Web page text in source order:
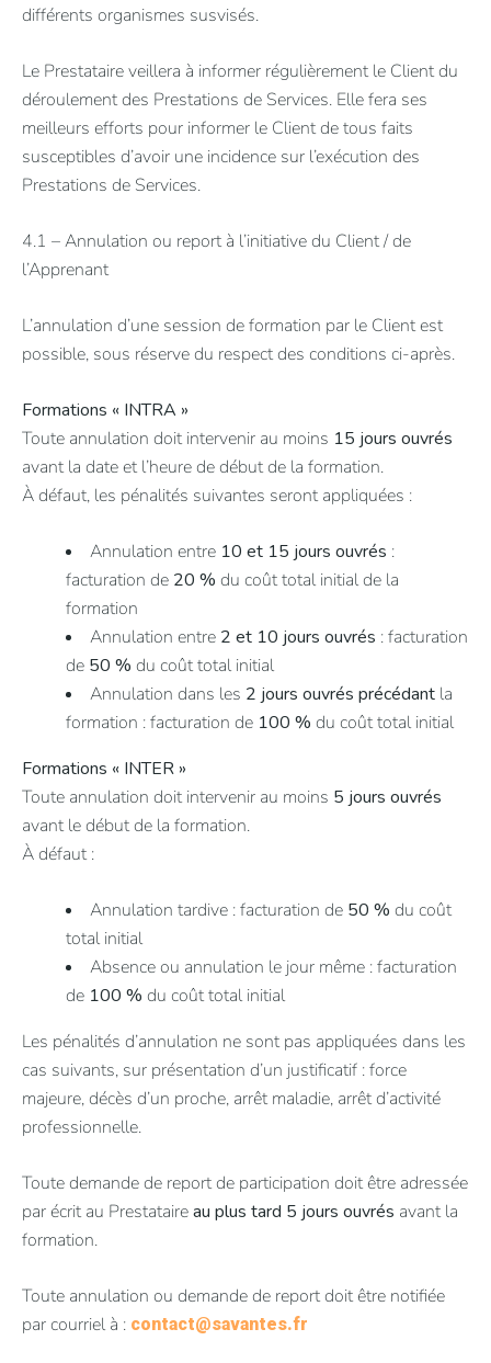
différents organismes susvisés.
Le Prestataire veillera à informer régulièrement le Client du
déroulement des Prestations de Services. Elle fera ses
meilleurs efforts pour informer le Client de tous faits
susceptibles d’avoir une incidence sur l’exécution des
Prestations de Services.
4.1 – Annulation ou report à l’initiative du Client / de
l’Apprenant
L’annulation d’une session de formation par le Client est
possible, sous réserve du respect des conditions ci-après.
Formations « INTRA »
Toute annulation doit intervenir au moins 15 jours ouvrés
avant la date et l’heure de début de la formation.
À défaut, les pénalités suivantes seront appliquées :
Annulation entre 10 et 15 jours ouvrés :
facturation de 20 % du coût total initial de la
formation
Annulation entre 2 et 10 jours ouvrés : facturation
de 50 % du coût total initial
Annulation dans les 2 jours ouvrés précédant la
formation : facturation de 100 % du coût total initial
Formations « INTER »
Toute annulation doit intervenir au moins 5 jours ouvrés
avant le début de la formation.
À défaut :
Annulation tardive : facturation de 50 % du coût
total initial
Absence ou annulation le jour même : facturation
de 100 % du coût total initial
Les pénalités d’annulation ne sont pas appliquées dans les
cas suivants, sur présentation d’un justificatif : force
majeure, décès d’un proche, arrêt maladie, arrêt d’activité
professionnelle.
Toute demande de report de participation doit être adressée
par écrit au Prestataireau plus tard 5 jours ouvrés avant la
formation.
Toute annulation ou demande de report doit être notifiée
par courriel à : contact@savantes.fr